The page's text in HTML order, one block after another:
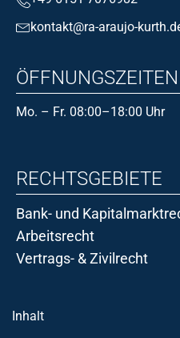
Inhalt
kontakt@ra-araujo-
ÖFFNUNGSZEITEN
Mo. – Fr. 08:00–18:00 Uhr
RECHTSGEBIETE
Bank- und
Arbeitsrecht
Vertrags- & Zivilrecht
RECHTSANWÄLTE